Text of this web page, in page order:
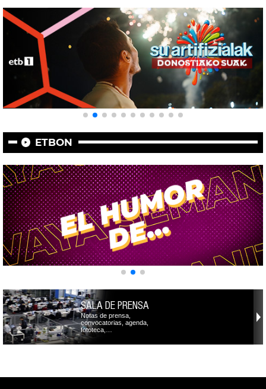
ETBON
SALA DE PRENSA
Notas de prensa,
convocatorias, agenda,
fototeca,…